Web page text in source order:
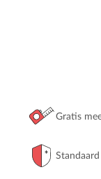
Gratis